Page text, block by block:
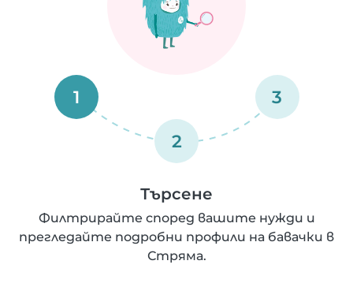
1
2
3
Търсене
Филтрирайте според вашите нужди и
прегледайте подробни профили на бавачки в
Стряма.